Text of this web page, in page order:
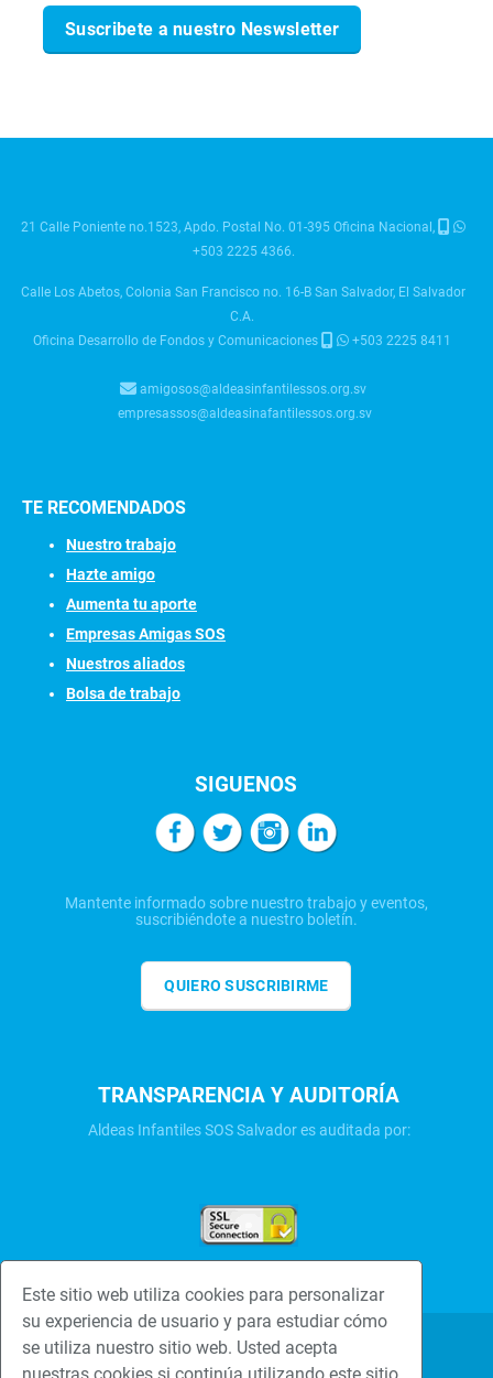
Este sitio web utiliza cookies para personalizar
su experiencia de usuario y para estudiar cómo
se utiliza nuestro sitio web. Usted acepta
21 Calle Poniente no.1523, Apdo. Postal No. 01-395 Oficina Nacional,
+503 2225 4366.
Calle Los Abetos, Colonia San Francisco no. 16-B San Salvador, El Salvador
C.A.
Oficina Desarrollo de Fondos y Comunicaciones
+503 2225 8411
amigosos@aldeasinfantilessos.org.sv
empresassos@aldeasinafantilessos.org.sv
TE RECOMENDADOS
Nuestro trabajo
Hazte amigo
Aumenta tu aporte
Empresas Amigas SOS
Nuestros aliados
Bolsa de trabajo
SIGUENOS
Mantente informado sobre nuestro trabajo y eventos,
suscribiéndote a nuestro boletín.
QUIERO SUSCRIBIRME
TRANSPARENCIA Y AUDITORÍA
Aldeas Infantiles SOS Salvador es auditada por:
Una familia hace la
Politica de